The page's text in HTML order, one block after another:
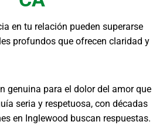
que requieren prontitud
merecen. Comunícate para
para tu caso.
de una
espiritual?
en tu relación pueden superarse
profundos que ofrecen claridad y
genuina para el dolor del amor que
seria y respetuosa, con décadas
en Inglewood buscan respuestas.